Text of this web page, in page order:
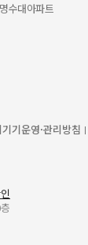
수대아파트
기운영·관리방침